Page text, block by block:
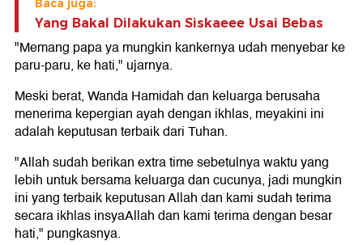
Baca juga:
Yang Bakal Dilakukan Siskaeee Usai Bebas
"Memang papa ya mungkin kankernya udah menyebar ke
paru-paru, ke hati," ujarnya.
Meski berat, Wanda Hamidah dan keluarga berusaha
menerima kepergian ayah dengan ikhlas, meyakini ini
adalah keputusan terbaik dari Tuhan.
"Allah sudah berikan extra time sebetulnya waktu yang
lebih untuk bersama keluarga dan cucunya, jadi mungkin
ini yang terbaik keputusan Allah dan kami sudah terima
secara ikhlas insyaAllah dan kami terima dengan besar
hati," pungkasnya.